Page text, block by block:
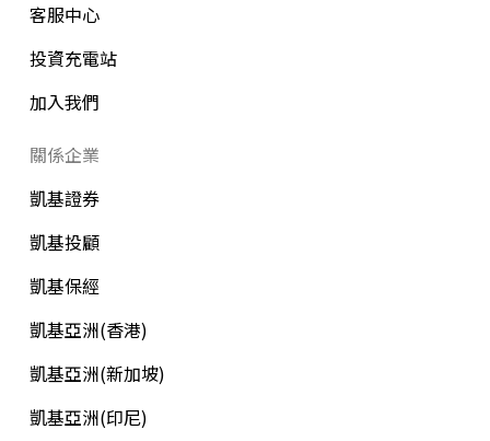
客服中心
投資充電站
加入我們
關係企業
凱基證券
凱基投顧
凱基保經
凱基亞洲(香港)
凱基亞洲(新加坡)
凱基亞洲(印尼)